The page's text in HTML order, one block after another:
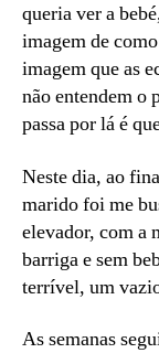
queria ver a
imagem de
imagem que as
não entendem o
passa por lá é
Neste dia, ao
marido foi me
elevador, com a
barriga e sem
terrível, um
As semanas